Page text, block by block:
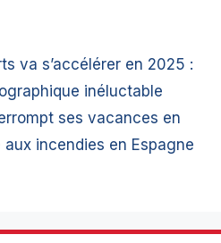
va s’accélérer en 2025 :
inéluctable
ses vacances en
incendies en Espagne